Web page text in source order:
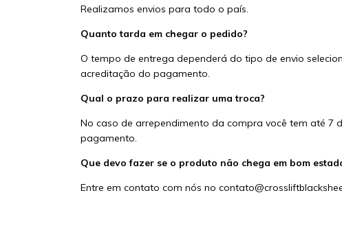
Realizamos envios para todo o país.
Quanto tarda em chegar o pedido?
O tempo de entrega dependerá do tipo de envio
acreditação do pagamento.
Qual o prazo para realizar uma troca?
No caso de arrependimento da compra você tem até 7
pagamento.
Que devo fazer se o produto não chega em bom
Entre em contato com nós no